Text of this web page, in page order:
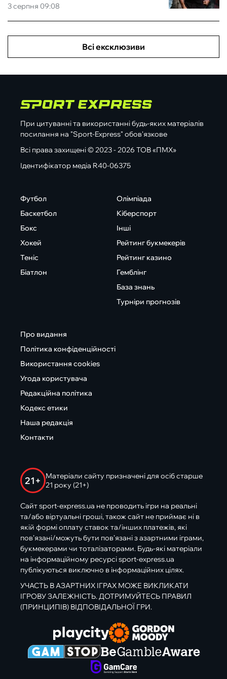
3 серпня 09:08
Всі ексклюзиви
При цитуванні та використанні будь-яких матеріалів
посилання на "Sport-Express" обов'язкове
Всі права захищені © 2023 - 2026 ТОВ «ПМХ»
Ідентифікатор медіа R40-06375
Футбол
Баскетбол
Бокс
Хокей
Теніс
Біатлон
Олімпіада
Кіберспорт
Інші
Рейтинг букмекерів
Рейтинг казино
Гемблінг
База знань
Турніри прогнозів
Про видання
Політика конфіденційності
Використання cookies
Угода користувача
Редакційна політика
Кодекс етики
Наша редакція
Контакти
21+
Матеріали сайту призначені для осіб старше
21 року (21+)
Сайт sport-express.ua не проводить ігри на реальні
та/або віртуальні гроші, також сайт не приймає ні в
якій формі оплату ставок та/інших платежів, які
пов’язані/можуть бути пов’язані з азартними іграми,
букмекерами чи тоталізаторами. Будь-які матеріали
на інформаційному ресурсі sport-express.ua
публікуються виключно в інформаційних цілях.
УЧАСТЬ В АЗАРТНИХ ІГРАХ МОЖЕ ВИКЛИКАТИ
ІГРОВУ ЗАЛЕЖНІСТЬ. ДОТРИМУЙТЕСЬ ПРАВИЛ
(ПРИНЦИПІВ) ВІДПОВІДАЛЬНОЇ ГРИ.